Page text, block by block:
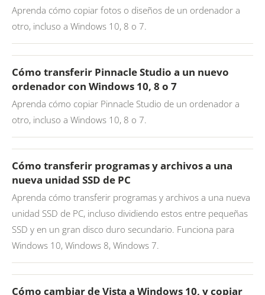
Aprenda cómo copiar fotos o diseños de un ordenador a
otro, incluso a Windows 10, 8 o 7.
Cómo transferir Pinnacle Studio a un nuevo
ordenador con Windows 10, 8 o 7
Aprenda cómo copiar Pinnacle Studio de un ordenador a
otro, incluso a Windows 10, 8 o 7.
Cómo transferir programas y archivos a una
nueva unidad SSD de PC
Aprenda cómo transferir programas y archivos a una nueva
unidad SSD de PC, incluso dividiendo estos entre pequeñas
SSD y en un gran disco duro secundario. Funciona para
Windows 10, Windows 8, Windows 7.
Cómo cambiar de Vista a Windows 10, y copiar